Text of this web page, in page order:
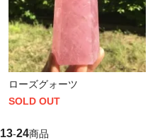
ローズグォーツ
SOLD OUT
13-24商品